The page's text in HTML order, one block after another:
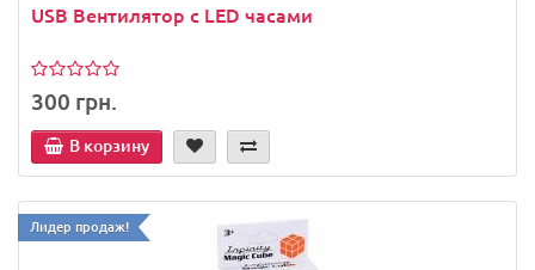
USB Вентилятор с LED часами
300 грн.
В корзину
Лидер продаж!